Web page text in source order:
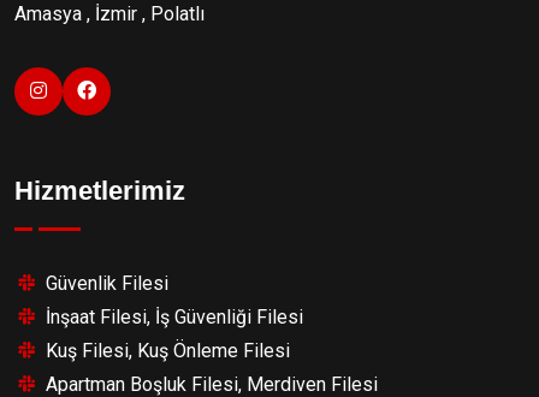
Amasya , İzmir , Polatlı
Hizmetlerimiz
Güvenlik Filesi
İnşaat Filesi, İş Güvenliği Filesi
Kuş Filesi, Kuş Önleme Filesi
Apartman Boşluk Filesi, Merdiven Filesi